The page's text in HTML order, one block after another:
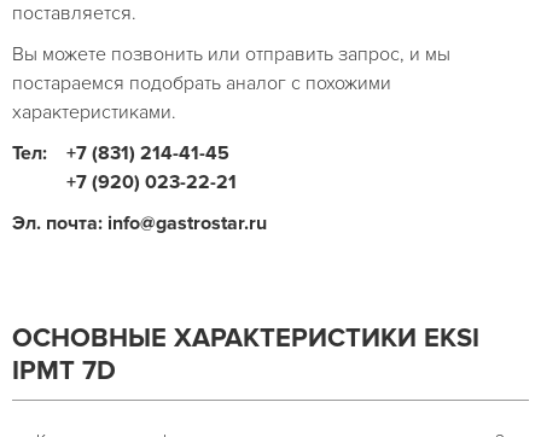
поставляется.
Вы можете позвонить или отправить запрос, и мы
постараемся подобрать аналог с похожими
характеристиками.
Тел:
+7 (831) 214-41-45
+7 (920) 023-22-21
Эл. почта: info@gastrostar.ru
ОСНОВНЫЕ ХАРАКТЕРИСТИКИ EKSI
IPMT 7D